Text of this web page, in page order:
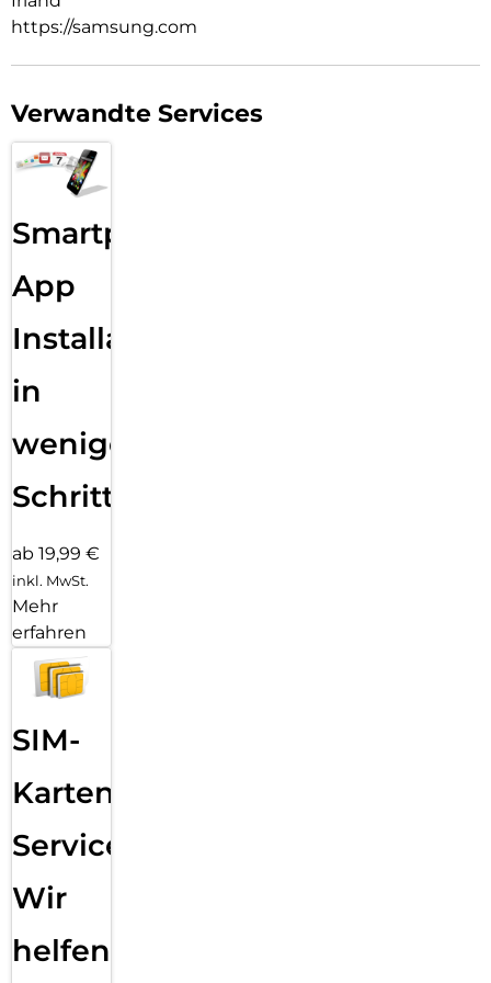
https://samsung.com
Verwandte Services
Smartphone
App
Installation
in
wenigen
Schritten
ab 19,99 €
inkl. MwSt.
Mehr
erfahren
SIM-
Karten
Service:
Wir
helfen